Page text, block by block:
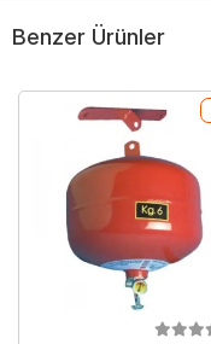
Benzer Ürünler